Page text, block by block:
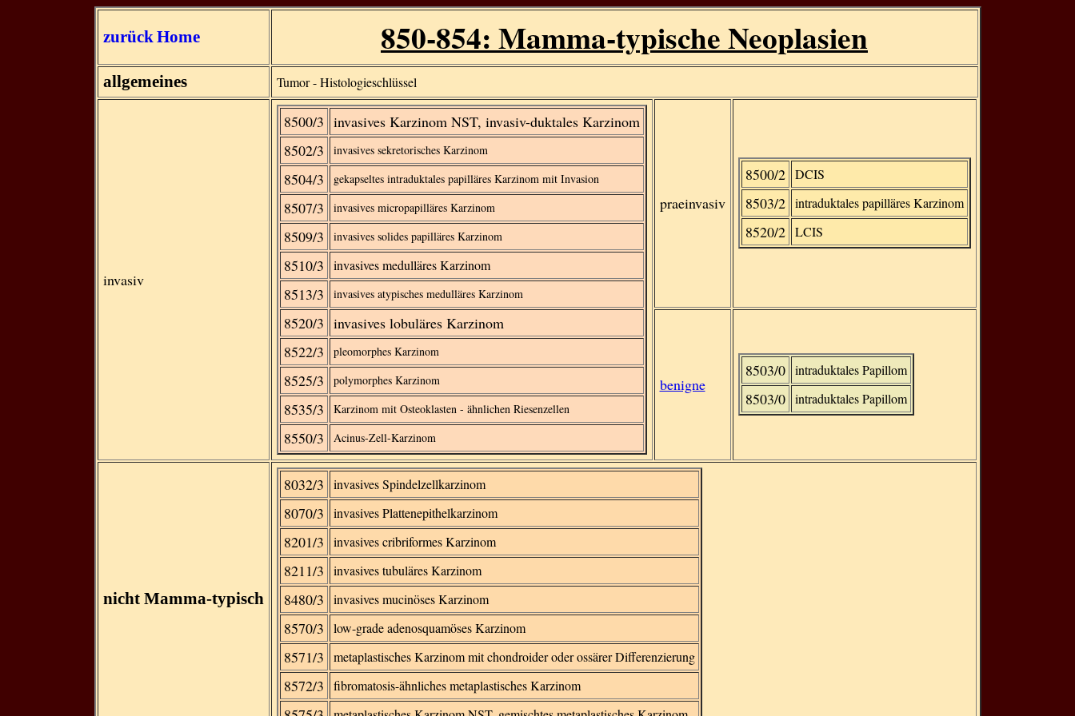
zurückHome 850-854: Mamma-typische Neoplasien
allgemeines Tumor - Histologieschlüssel
invasiv
8500/3 invasives Karzinom NST, invasiv-duktales Karzinom
8502/3
invasives sekretorisches Karzinom
8504/3 gekapseltes intraduktales papilläres Karzinom mit Invasion
8507/3 invasives micropapilläres Karzinom
8509/3 invasives solides papilläres Karzinom
8510/3 invasives medulläres Karzinom
8513/3 invasives atypisches medulläres Karzinom
8520/3 invasives lobuläres Karzinom
8522/3
pleomorphes Karzinom
8525/3 polymorphes Karzinom
8535/3 Karzinom mit Osteoklasten - ähnlichen Riesenzellen
8550/3 Acinus-Zell-Karzinom
praeinvasiv
8500/2 DCIS
8503/2 intraduktales papilläres Karzinom
8520/2 LCIS
benigne
8503/0 intraduktales Papillom
8503/0 intraduktales Papillom
nicht Mamma-typisch
8032/3 invasives Spindelzellkarzinom
8070/3 invasives Plattenepithelkarzinom
8201/3 invasives cribriformes Karzinom
8211/3 invasives tubuläres Karzinom
8480/3 invasives mucinöses Karzinom
8570/3 low-grade adenosquamöses Karzinom
8571/3 metaplastisches Karzinom mit chondroider oder ossärer Differenzierung
8572/3 fibromatosis-ähnliches metaplastisches Karzinom